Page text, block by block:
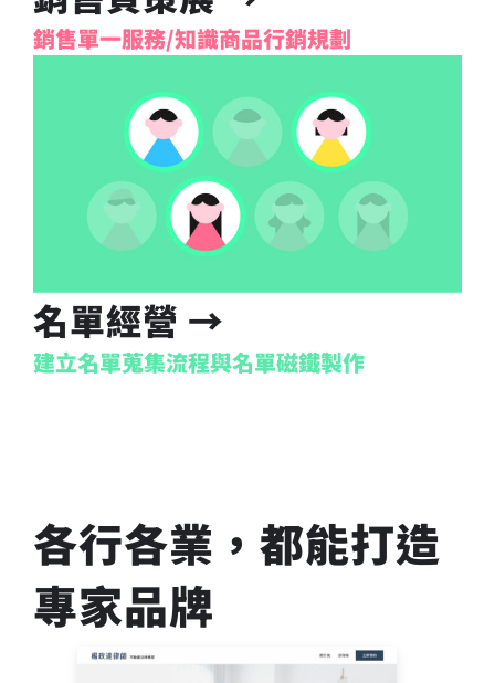
銷售單一服務/知識商品行銷規劃
名單經營 →
建立名單蒐集流程與名單磁鐵製作
各行各業，都能打造
專家品牌